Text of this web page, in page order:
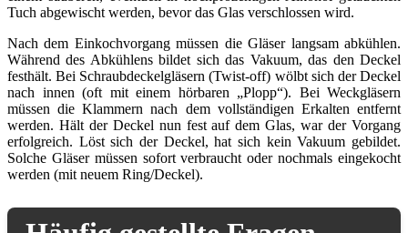
Tuch abgewischt werden, bevor das Glas verschlossen wird.
Nach dem Einkochvorgang müssen die Gläser langsam abkühlen.
Während des Abkühlens bildet sich das Vakuum, das den Deckel
festhält. Bei Schraubdeckelgläsern (Twist-off) wölbt sich der Deckel
nach innen (oft mit einem hörbaren „Plopp“). Bei Weckgläsern
müssen die Klammern nach dem vollständigen Erkalten entfernt
werden. Hält der Deckel nun fest auf dem Glas, war der Vorgang
erfolgreich. Löst sich der Deckel, hat sich kein Vakuum gebildet.
Solche Gläser müssen sofort verbraucht oder nochmals eingekocht
werden (mit neuem Ring/Deckel).